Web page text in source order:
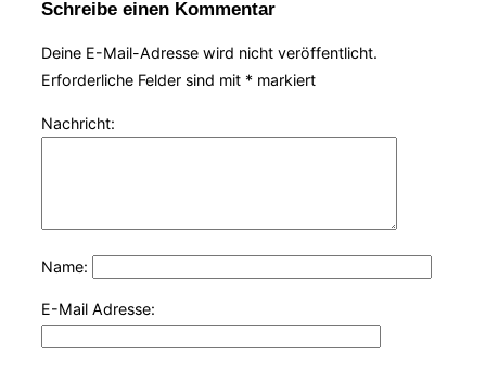
Schreibe einen Kommentar
Deine E-Mail-Adresse wird nicht veröffentlicht.
Erforderliche Felder sind mit * markiert
Nachricht:
Name:
E-Mail Adresse: